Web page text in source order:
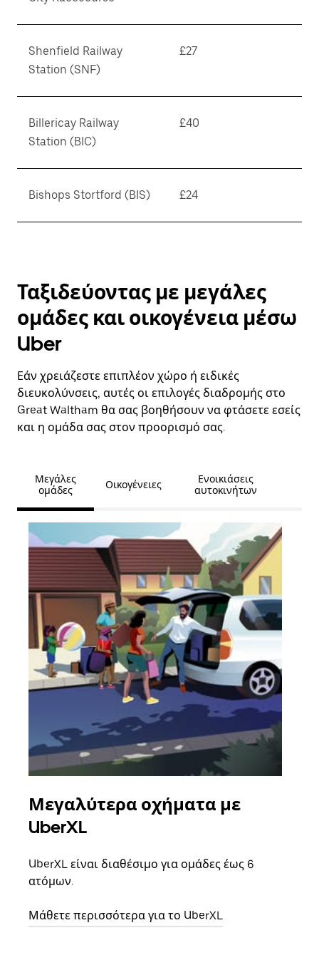
Shenfield Railway
Station (SNF)
£27
Billericay Railway
Station (BIC)
£40
Bishops Stortford (BIS) £24
Ταξιδεύοντας με μεγάλες
ομάδες και οικογένεια μέσω
Uber
Εάν χρειάζεστε επιπλέον χώρο ή ειδικές
διευκολύνσεις, αυτές οι επιλογές διαδρομής στο
Great Waltham θα σας βοηθήσουν να φτάσετε εσείς
και η ομάδα σας στον προορισμό σας.
Μεγάλες
ομάδες
Οικογένειες
Ενοικιάσεις
αυτοκινήτων
Μεγαλύτερα οχήματα με
UberXL
UberXL είναι διαθέσιμο για ομάδες έως 6
ατόμων.
Μάθετε περισσότερα για το UberXL